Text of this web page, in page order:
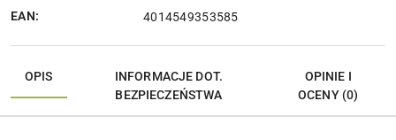
EAN: 4014549353585
OPIS
INFORMACJE DOT.
BEZPIECZEŃSTWA
OPINIE I
OCENY (0)